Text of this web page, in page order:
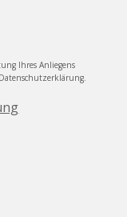
Ihres Anliegens